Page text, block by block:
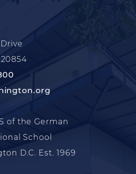
of the German
School
D.C. Est. 1969